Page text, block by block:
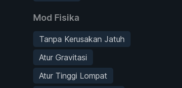
Mod Fisika
Tanpa Kerusakan Jatuh
Atur Gravitasi
Atur Tinggi Lompat